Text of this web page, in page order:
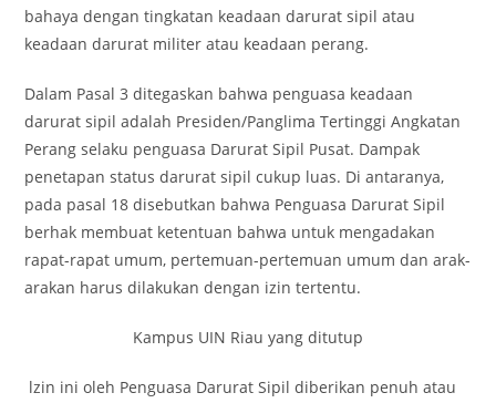
bahaya dengan tingkatan keadaan darurat sipil atau
keadaan darurat militer atau keadaan perang.
Dalam Pasal 3 ditegaskan bahwa penguasa keadaan
darurat sipil adalah Presiden/Panglima Tertinggi Angkatan
Perang selaku penguasa Darurat Sipil Pusat. Dampak
penetapan status darurat sipil cukup luas. Di antaranya,
pada pasal 18 disebutkan bahwa Penguasa Darurat Sipil
berhak membuat ketentuan bahwa untuk mengadakan
rapat-rapat umum, pertemuan-pertemuan umum dan arak-
arakan harus dilakukan dengan izin tertentu.
Kampus UIN Riau yang ditutup
lzin ini oleh Penguasa Darurat Sipil diberikan penuh atau